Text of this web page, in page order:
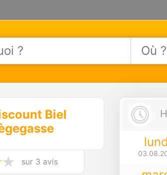
Biel
sur 3 avis